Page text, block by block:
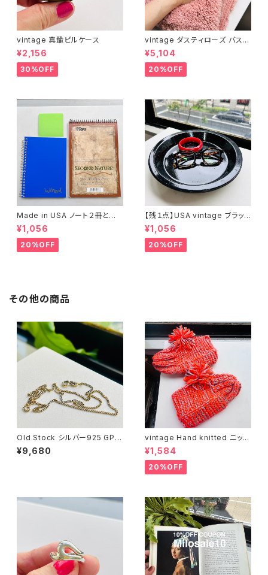
vintage 真鍮ピルケース
¥2,156
30%OFF
vintage ダスティローズ バスマ
ット
¥5,104
20%OFF
Made in USA ノート２冊とお
まけ
¥1,056
20%OFF
【残１点】USA vintage ブラック
琺瑯プレート
¥1,056
20%OFF
その他の商品
Old Stock シルバー925 GP
ショートチェーン
¥9,680
vintage Hand knitted ニット
ソックス
¥1,584
20%OFF